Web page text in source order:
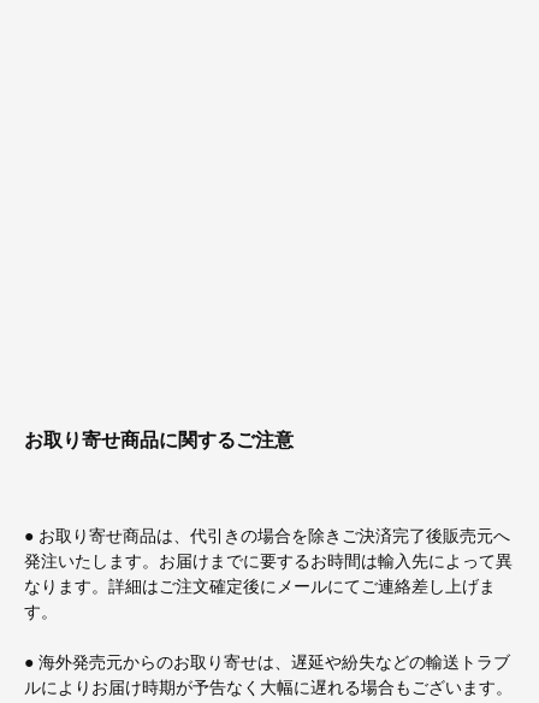
お取り寄せ商品に関するご注意
● お取り寄せ商品は、代引きの場合を除きご決済完了後販売元へ
発注いたします。お届けまでに要するお時間は輸入先によって異
なります。詳細はご注文確定後にメールにてご連絡差し上げま
す。
● 海外発売元からのお取り寄せは、遅延や紛失などの輸送トラブ
ルによりお届け時期が予告なく大幅に遅れる場合もございます。